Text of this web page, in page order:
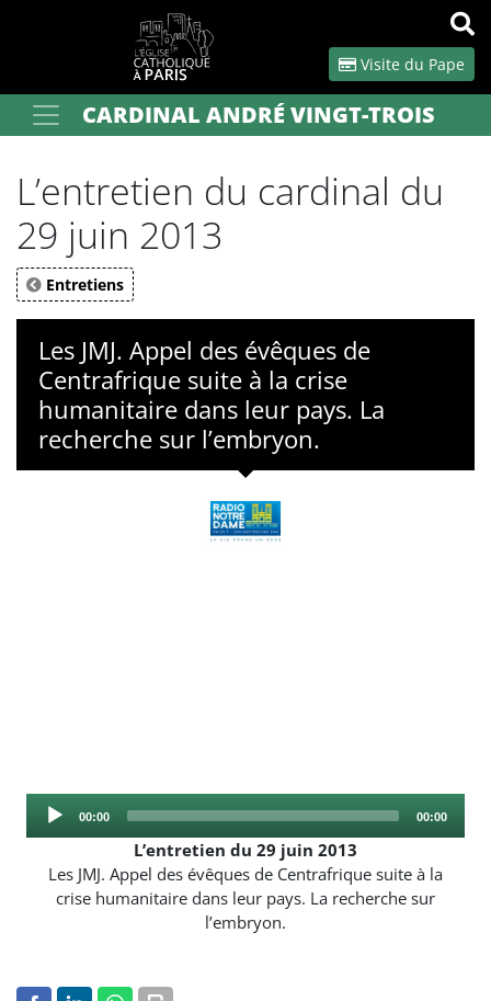
Visite du Pape
Votre recherche OK
CARDINAL ANDRÉ VINGT-TROIS
L’entretien du cardinal du
29 juin 2013
Entretiens
Les JMJ. Appel des évêques de
Centrafrique suite à la crise
humanitaire dans leur pays. La
recherche sur l’embryon.
Player
Current
00:00
Total
00:00
L’entretien du 29 juin 2013
Les JMJ. Appel des évêques de Centrafrique suite à la
crise humanitaire dans leur pays. La recherche sur
l’embryon.
Panneau de gestion des cookies